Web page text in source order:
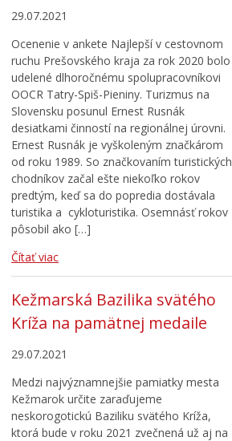
29.07.2021
Ocenenie v ankete Najlepší v cestovnom
ruchu Prešovského kraja za rok 2020 bolo
udelené dlhoročnému spolupracovníkovi
OOCR Tatry-Spiš-Pieniny. Turizmus na
Slovensku posunul Ernest Rusnák
desiatkami činností na regionálnej úrovni.
Ernest Rusnák je vyškoleným značkárom
od roku 1989. So značkovaním turistických
chodníkov začal ešte niekoľko rokov
predtým, keď sa do popredia dostávala
turistika a cykloturistika. Osemnásť rokov
pôsobil ako […]
Čítať viac
Kežmarská Bazilika svätého
Kríža na pamätnej medaile
29.07.2021
Medzi najvýznamnejšie pamiatky mesta
Kežmarok určite zaraďujeme
neskorogotickú Baziliku svätého Kríža,
ktorá bude v roku 2021 zvečnená už aj na